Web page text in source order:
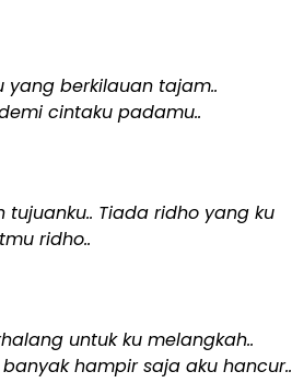
berkilauan tajam..
cintaku padamu..
Tiada ridho yang ku
ridho..
untuk ku melangkah..
hampir saja aku hancur..